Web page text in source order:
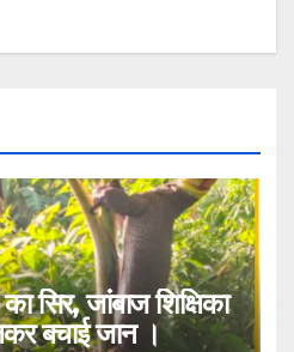
सिर, जांबाज शिक्षिका
बचाई जान ।